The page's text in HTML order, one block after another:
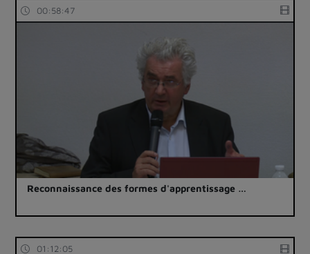
00:58:47
Reconnaissance des formes d'apprentissage …
01:12:05